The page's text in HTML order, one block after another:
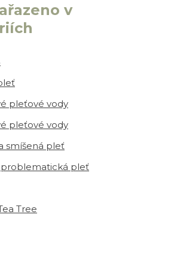
v
pleťové vody
pleťové vody
smíšená pleť
problematická pleť
Tree